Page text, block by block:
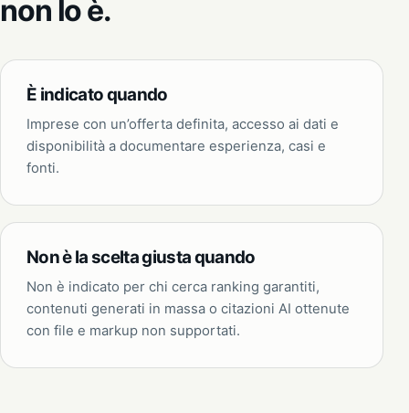
non lo è.
È indicato quando
Imprese con un’offerta definita, accesso ai dati e
disponibilità a documentare esperienza, casi e
fonti.
Non è la scelta giusta quando
Non è indicato per chi cerca ranking garantiti,
contenuti generati in massa o citazioni AI ottenute
con file e markup non supportati.